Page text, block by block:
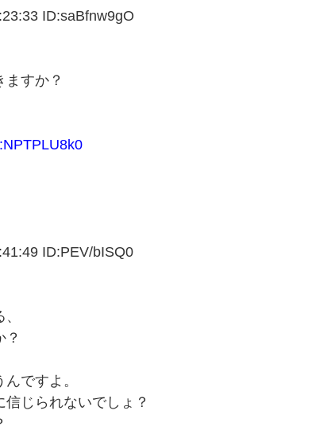
ID:saBfnw9gO
すか？
ID:PEV/bISQ0
ですよ。
じられないでしょ？